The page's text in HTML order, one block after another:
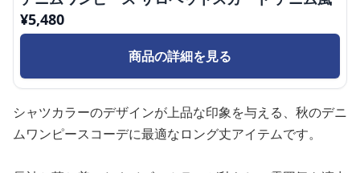
¥5,480
商品の詳細を見る
シャツカラーのデザインが上品な印象を与える、秋のデニ
ムワンピースコーデに最適なロング丈アイテムです。